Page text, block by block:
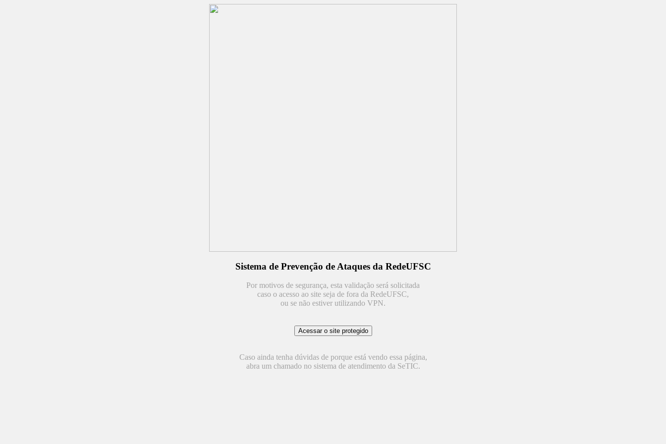
Sistema de Prevenção de Ataques da RedeUFSC
Por motivos de segurança, esta validação será solicitada
caso o acesso ao site seja de fora da RedeUFSC,
ou se não estiver utilizando VPN.
Caso ainda tenha dúvidas de porque está vendo essa página,
abra um chamado no sistema de atendimento da SeTIC.